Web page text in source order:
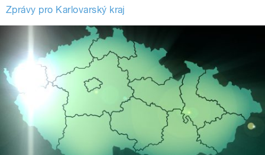
Zprávy pro Karlovarský kraj